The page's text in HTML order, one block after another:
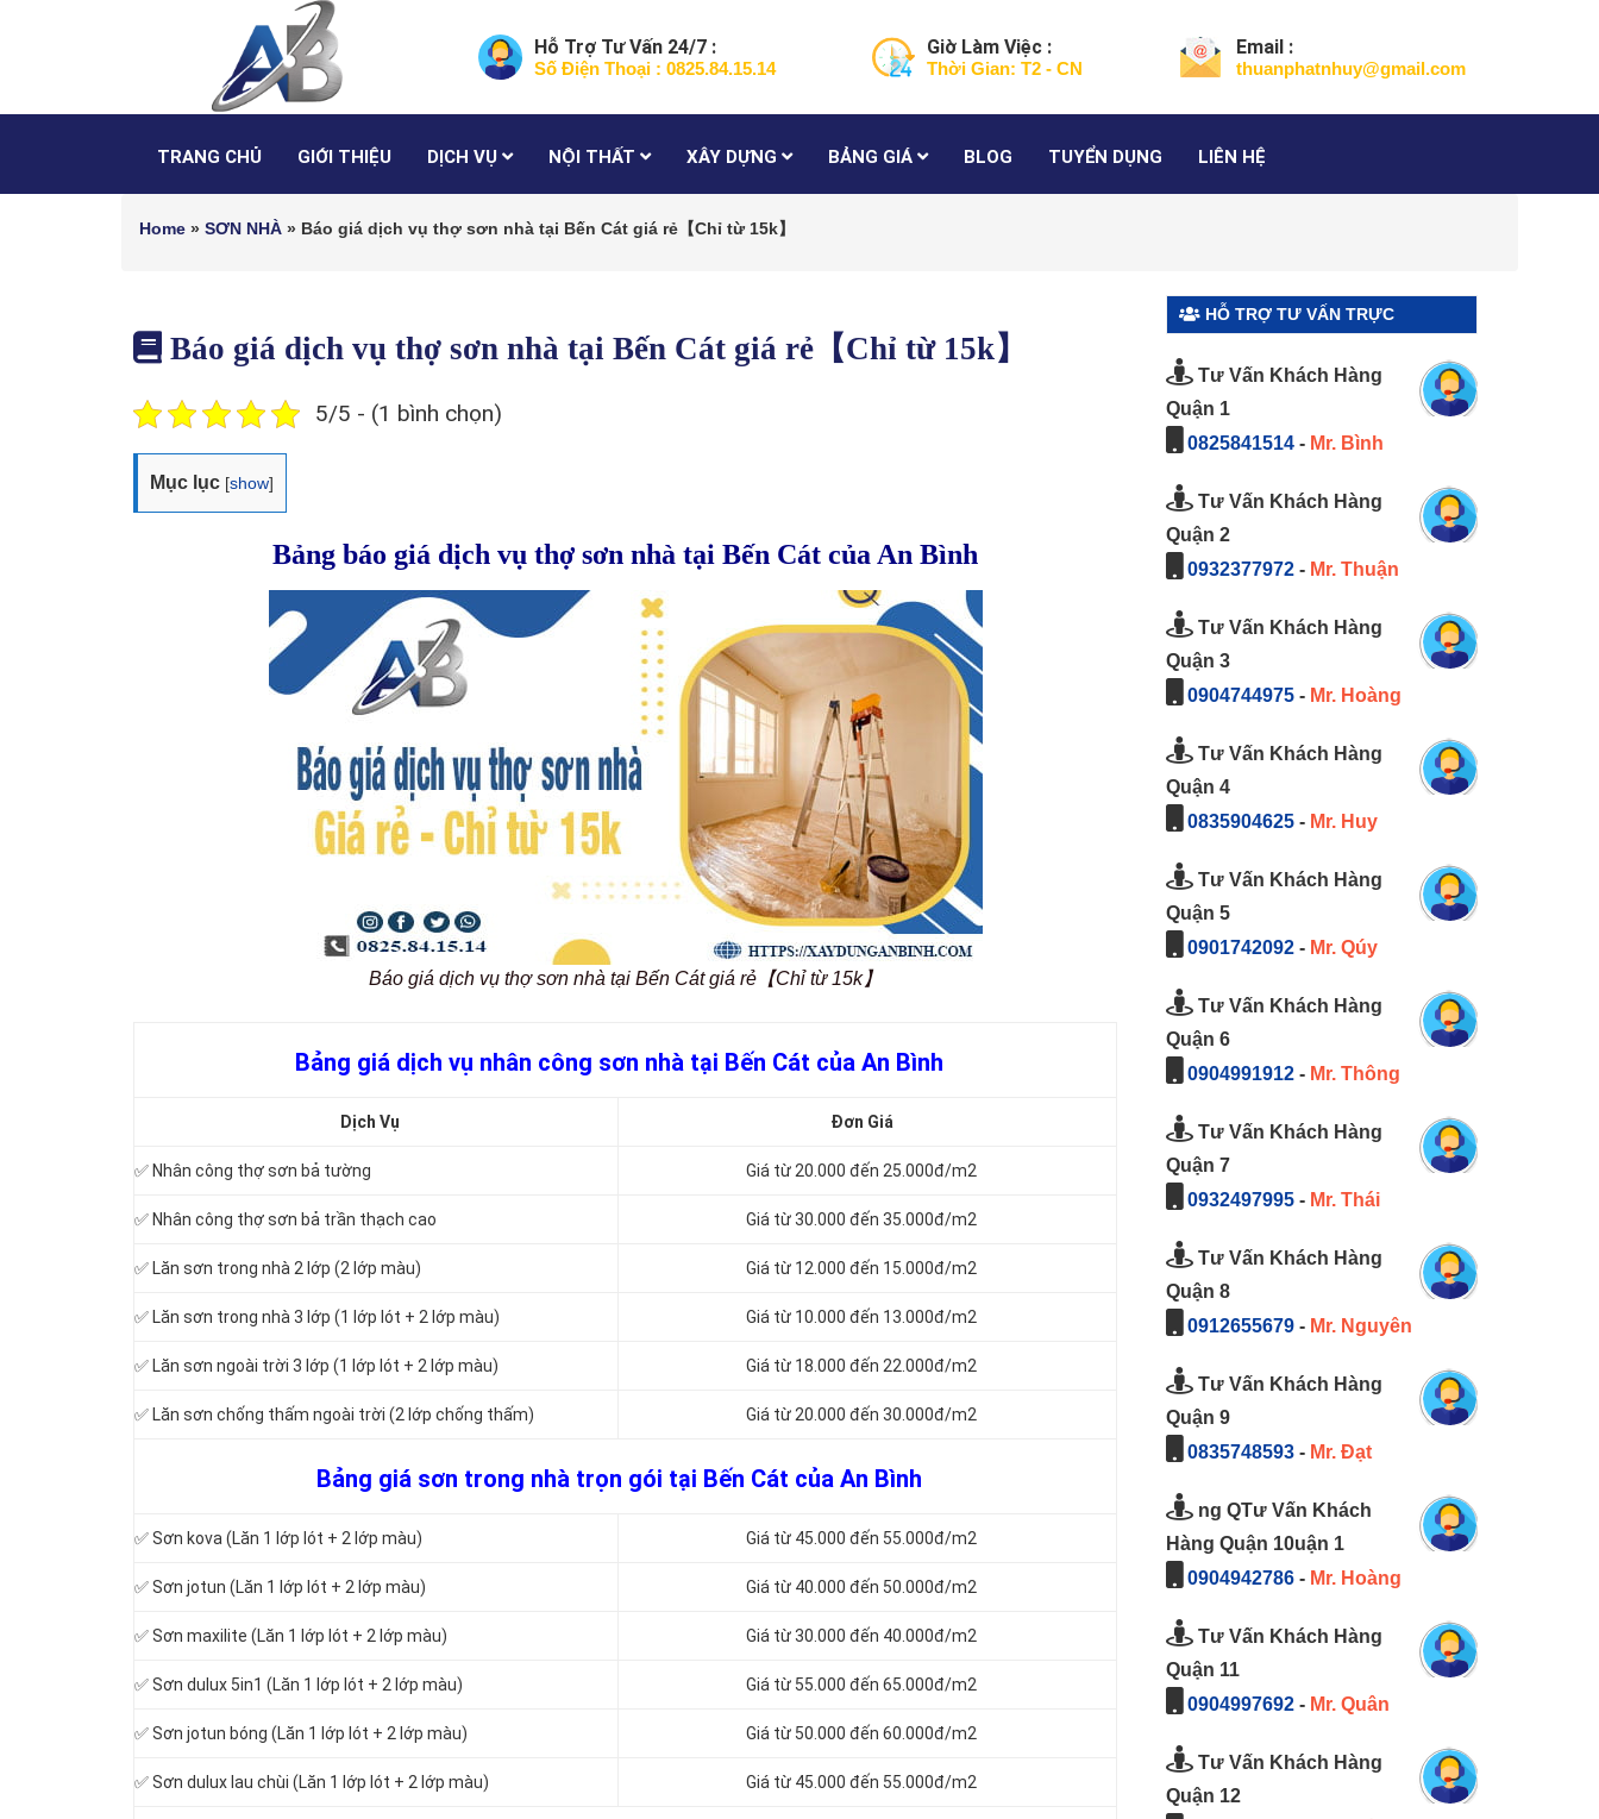
Hỗ Trợ Tư Vấn 24/7 :
Số Điện Thoại : 0825.84.15.14
Giờ Làm Việc :
Thời Gian: T2 - CN
Email :
thuanphatnhuy@gmail.com
TRANG CHỦ GIỚI THIỆU DỊCH VỤ NỘI THẤT XÂY DỰNG BẢNG GIÁ BLOG TUYỂN DỤNG LIÊN HỆ
Home » SƠN NHÀ » Báo giá dịch vụ thợ sơn nhà tại Bến Cát giá rẻ【Chỉ từ 15k】
Báo giá dịch vụ thợ sơn nhà tại Bến Cát giá rẻ【Chỉ từ 15k】
5/5 - (1 bình chọn)
Mục lục [show]
Bảng báo giá dịch vụ thợ sơn nhà tại Bến Cát của An Bình
Báo giá dịch vụ thợ sơn nhà tại Bến Cát giá rẻ【Chỉ từ 15k】
Bảng giá dịch vụ nhân công sơn nhà tại Bến Cát của An Bình
Dịch Vụ Đơn Giá
✅ Nhân công thợ sơn bả tường Giá từ 20.000 đến 25.000đ/m2
✅ Nhân công thợ sơn bả trần thạch cao Giá từ 30.000 đến 35.000đ/m2
✅ Lăn sơn trong nhà 2 lớp (2 lớp màu) Giá từ 12.000 đến 15.000đ/m2
✅ Lăn sơn trong nhà 3 lớp (1 lớp lót + 2 lớp màu) Giá từ 10.000 đến 13.000đ/m2
✅ Lăn sơn ngoài trời 3 lớp (1 lớp lót + 2 lớp màu) Giá từ 18.000 đến 22.000đ/m2
✅ Lăn sơn chống thấm ngoài trời (2 lớp chống thấm) Giá từ 20.000 đến 30.000đ/m2
Bảng giá sơn trong nhà trọn gói tại Bến Cát của An Bình
✅ Sơn kova (Lăn 1 lớp lót + 2 lớp màu) Giá từ 45.000 đến 55.000đ/m2
✅ Sơn jotun (Lăn 1 lớp lót + 2 lớp màu) Giá từ 40.000 đến 50.000đ/m2
✅ Sơn maxilite (Lăn 1 lớp lót + 2 lớp màu) Giá từ 30.000 đến 40.000đ/m2
✅ Sơn dulux 5in1 (Lăn 1 lớp lót + 2 lớp màu) Giá từ 55.000 đến 65.000đ/m2
✅ Sơn jotun bóng (Lăn 1 lớp lót + 2 lớp màu) Giá từ 50.000 đến 60.000đ/m2
✅ Sơn dulux lau chùi (Lăn 1 lớp lót + 2 lớp màu) Giá từ 45.000 đến 55.000đ/m2
HỖ TRỢ TƯ VẤN TRỰC
Tư Vấn Khách Hàng
Quận 1
0825841514- Mr. Bình
Tư Vấn Khách Hàng
Quận 2
0932377972- Mr. Thuận
Tư Vấn Khách Hàng
Quận 3
0904744975- Mr. Hoàng
Tư Vấn Khách Hàng
Quận 4
0835904625- Mr. Huy
Tư Vấn Khách Hàng
Quận 5
0901742092- Mr. Qúy
Tư Vấn Khách Hàng
Quận 6
0904991912- Mr. Thông
Tư Vấn Khách Hàng
Quận 7
0932497995- Mr. Thái
Tư Vấn Khách Hàng
Quận 8
0912655679- Mr. Nguyên
Tư Vấn Khách Hàng
Quận 9
0835748593- Mr. Đạt
ng QTư Vấn Khách
Hàng Quận 10uận 1
0904942786- Mr. Hoàng
Tư Vấn Khách Hàng
Quận 11
0904997692- Mr. Quân
Tư Vấn Khách Hàng
Quận 12